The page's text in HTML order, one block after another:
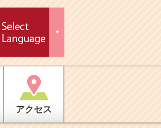
アクセス